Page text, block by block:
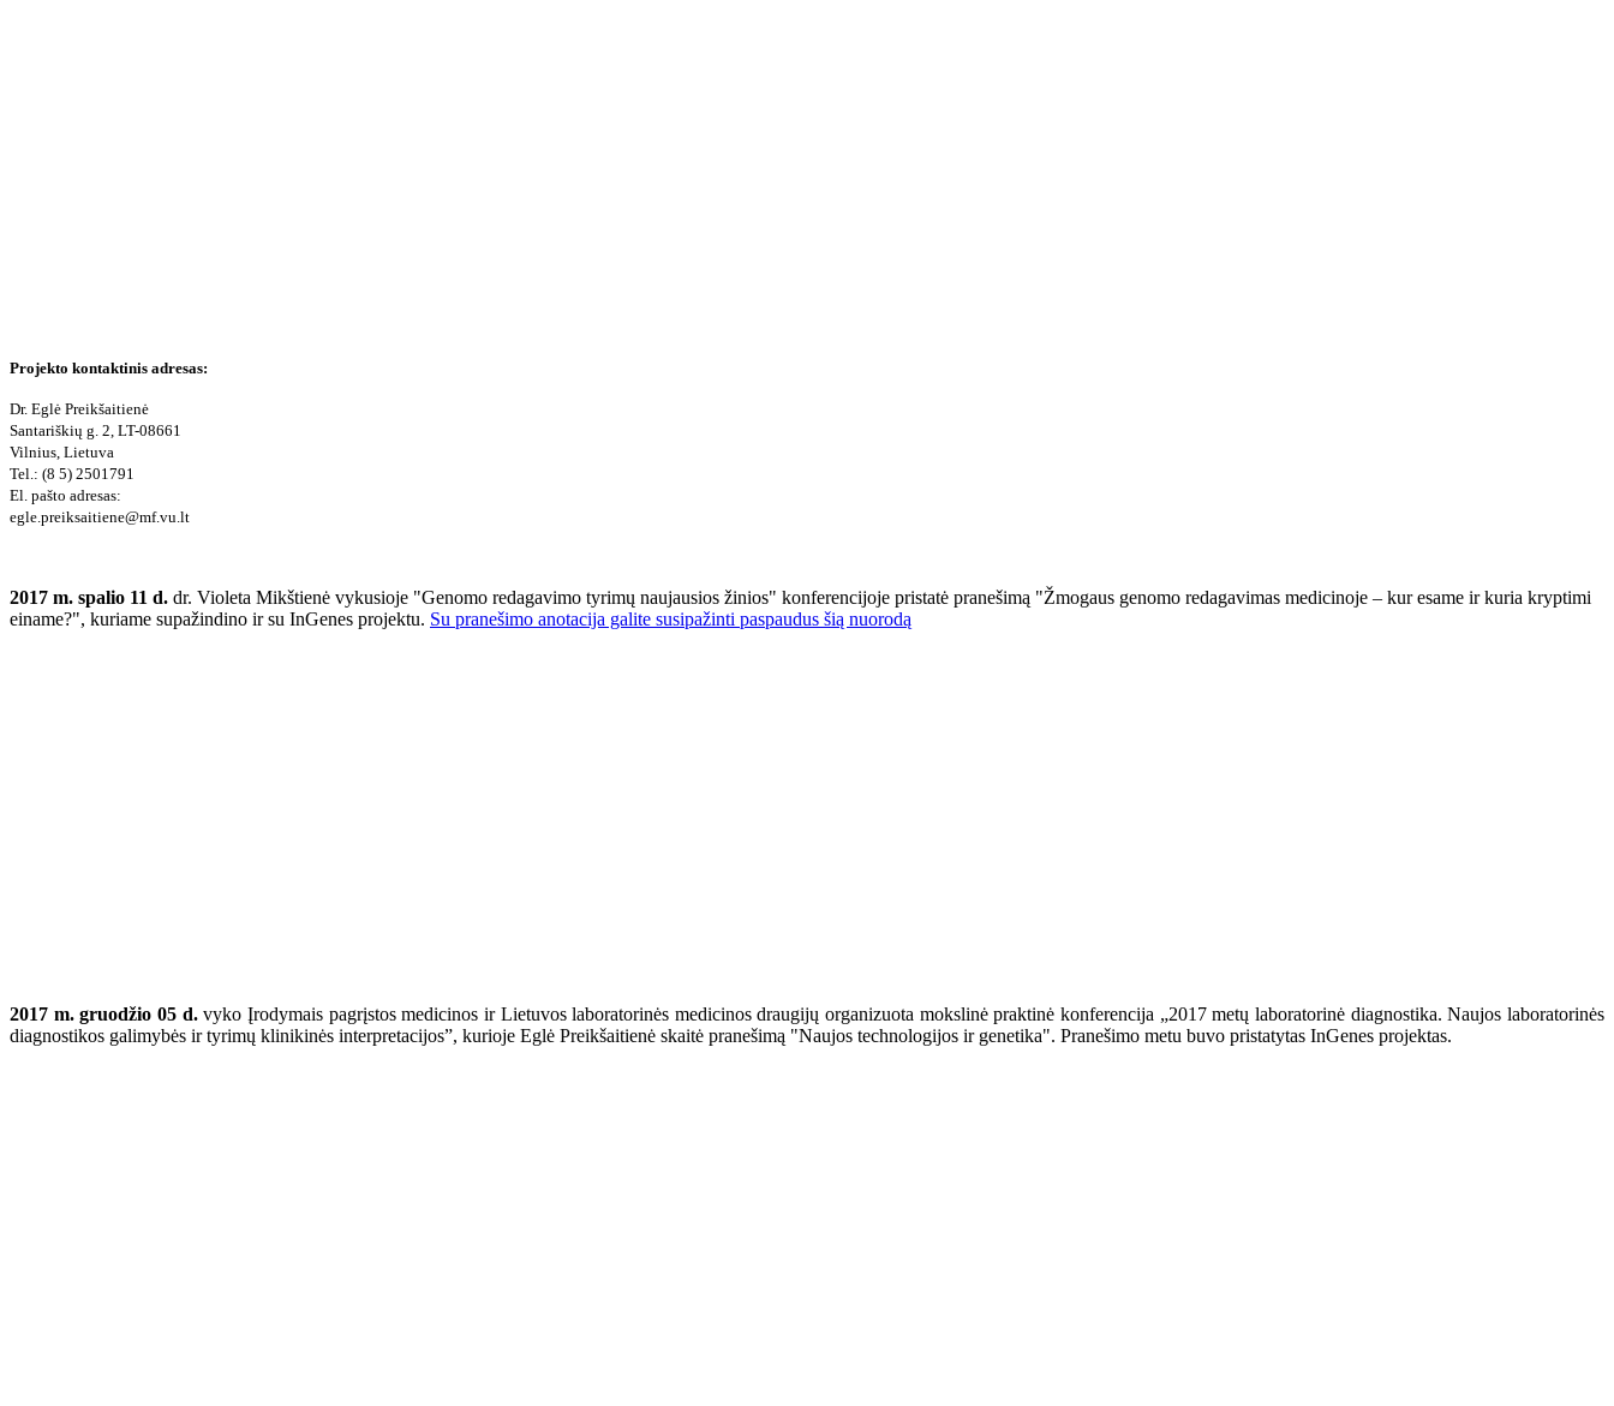
Projekto kontaktinis adresas:
Dr. Eglė Preikšaitienė
Santariškių g. 2, LT-08661
Vilnius, Lietuva
Tel.: (8 5) 2501791
El. pašto adresas:
egle.preiksaitiene@mf.vu.lt
2017 m. spalio 11 d. dr. Violeta Mikštienė vykusioje "Genomo redagavimo tyrimų naujausios žinios" konferencijoje pristatė pranešimą "Žmogaus genomo redagavimas medicinoje – kur esame ir kuria kryptimi
einame?", kuriame supažindino ir su InGenes projektu. Su pranešimo anotacija galite susipažinti paspaudus šią nuorodą
2017 m. gruodžio 05 d.vyko Įrodymais pagrįstos medicinos ir Lietuvos laboratorinės medicinos draugijų organizuota mokslinė praktinė konferencija „2017 metų laboratorinė diagnostika. Naujos laboratorinės
diagnostikos galimybės ir tyrimų klinikinės interpretacijos”, kurioje Eglė Preikšaitienė skaitė pranešimą "Naujos technologijos ir genetika". Pranešimo metu buvo pristatytas InGenes projektas.